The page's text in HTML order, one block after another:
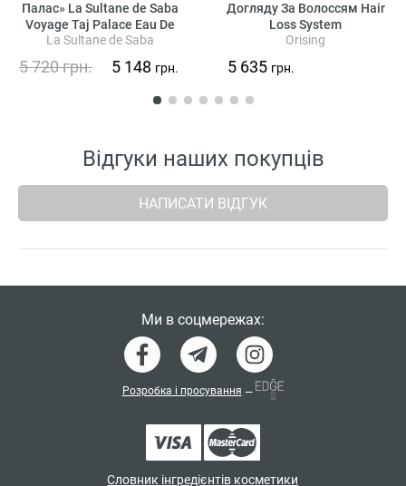
Палас» La Sultane de Saba
Voyage Taj Palace Eau De
Parfum Musk Incense Rose
La Sultane de Saba
5 720грн. 5 148 грн.
Догляду За Волоссям Hair
Loss System
Orising
5 635 грн.
Відгуки наших покупців
НАПИСАТИ ВІДГУК
Словник інгредієнтів косметики
Ми в соцмережах:
Розробка і просування —